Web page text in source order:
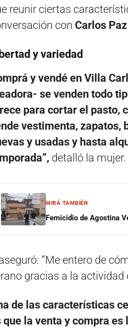
reunir ciertas
con Carlos
y variedad
y vendé en Villa
se venden todo
para cortar el pasto,
vestimenta, zapatos,
y usadas y hasta
detalló la mujer.
MIRÁ TAMBIÉN
Femicidio de Agostina
“Me entero de
gracias a la actividad
de las características
que la venta y compra